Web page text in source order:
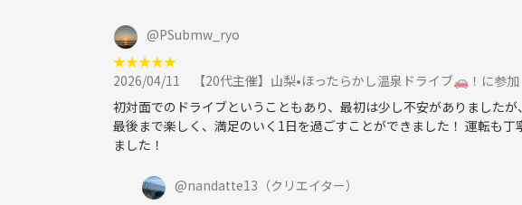
@PSubmw_ryo
★★★★★
2026/04/11
【20代主催】山梨•ほったらかし温泉ドライブ🚗！に参加
初対面でのドライブということもあり、最初は少し不安がありましたが
最後まで楽しく、満足のいく1日を過ごすことができました！ 運転も
ました！
@nandatte13 （クリエイター）